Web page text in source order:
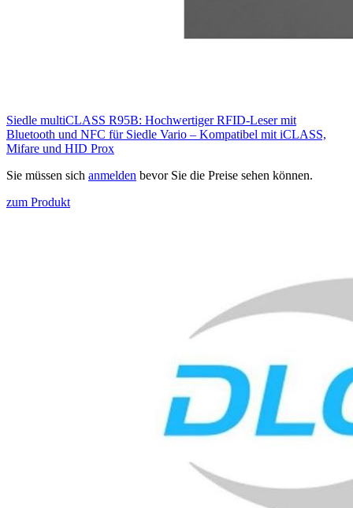
Siedle multiCLASS R95B: Hochwertiger RFID-Leser mit
Bluetooth und NFC für Siedle Vario – Kompatibel mit iCLASS,
Mifare und HID Prox
Sie müssen sich anmelden bevor Sie die Preise sehen können.
zum Produkt